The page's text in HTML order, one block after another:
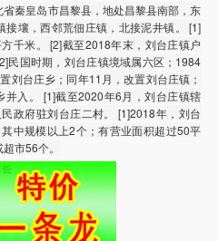
秦皇岛市昌黎县，地处昌黎县南部，东
接壤，西邻荒佃庄镇，北接泥井镇。 [1]
千米。 [2]截至2018年末，刘台庄镇户
民国时期，刘台庄镇境域属六区；1984
刘台庄乡；同年11月，改置刘台庄镇；
并入。 [1]截至2020年6月，刘台庄镇辖
政府驻刘台庄二村。 [1]2018年，刘台
中规模以上2个；有营业面积超过50平
市56个。